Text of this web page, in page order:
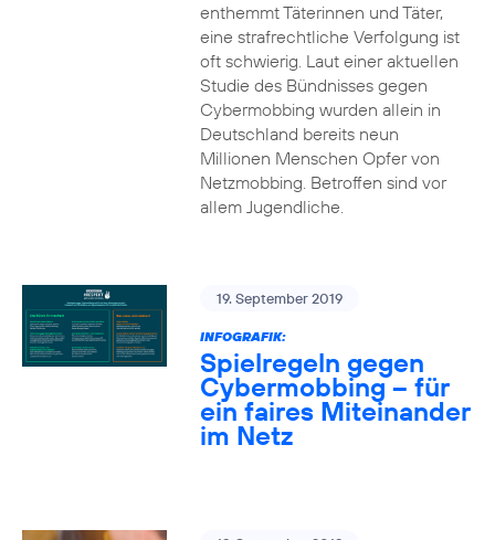
enthemmt Täterinnen und Täter,
eine strafrechtliche Verfolgung ist
oft schwierig. Laut einer aktuellen
Studie des Bündnisses gegen
Cybermobbing wurden allein in
Deutschland bereits neun
Millionen Menschen Opfer von
Netzmobbing. Betroffen sind vor
allem Jugendliche.
19. September 2019
INFOGRAFIK:
Spielregeln gegen
Cybermobbing – für
ein faires Miteinander
im Netz